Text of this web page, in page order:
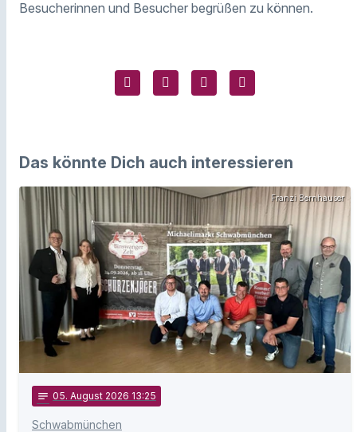
Besucherinnen und Besucher begrüßen zu können.
Das könnte Dich auch interessieren
Franzi Bernhauser
notes 05. August 2026 13:25
Schwabmünchen